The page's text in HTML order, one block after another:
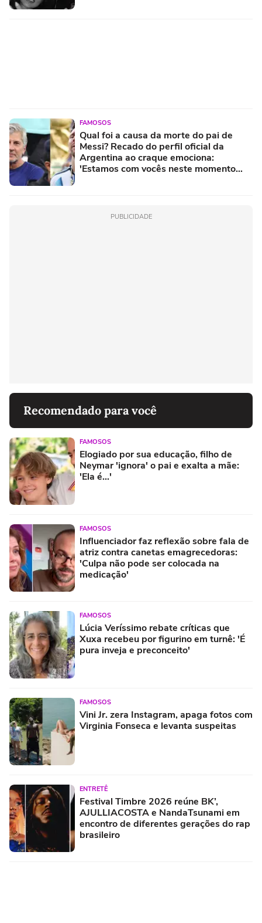
FAMOSOS
Qual foi a causa da morte do pai de
Messi? Recado do perfil oficial da
Argentina ao craque emociona:
'Estamos com vocês neste momento
PUBLICIDADE
Recomendado para você
FAMOSOS
Elogiado por sua educação, filho de
Neymar 'ignora' o pai e exalta a mãe:
'Ela é...'
FAMOSOS
Influenciador faz reflexão sobre fala de
atriz contra canetas emagrecedoras:
'Culpa não pode ser colocada na
medicação'
FAMOSOS
Lúcia Veríssimo rebate críticas que
Xuxa recebeu por figurino em turnê: 'É
pura inveja e preconceito'
FAMOSOS
Vini Jr. zera Instagram, apaga fotos com
Virginia Fonseca e levanta suspeitas
ENTRETÊ
Festival Timbre 2026 reúne BK’,
AJULLIACOSTA e NandaTsunami em
encontro de diferentes gerações do rap
brasileiro